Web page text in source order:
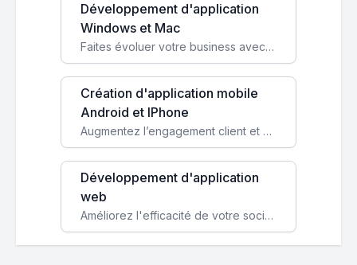
Développement d'application
Windows et Mac
Faites évoluer votre business avec des solutions logicielles personnalisées, parfaitement adaptées à vos besoins spécifiques.
Création d'application mobile
Android et IPhone
Augmentez l’engagement client et simplifiez vos processus avec une application mobile sur mesure, disponible sur iOS et Android.
Développement d'application
web
Améliorez l'efficacité de votre société avec une application web personnalisée accessible partout et tout le temps.